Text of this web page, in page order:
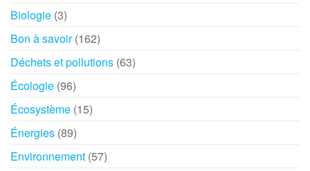
Biologie (3)
Bon à savoir(162)
Déchets et pollutions (63)
Écologie (96)
Écosystème (15)
Énergies (89)
Environnement (57)